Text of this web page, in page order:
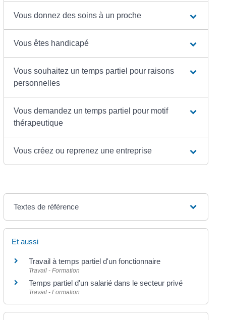
Vous donnez des soins à un proche
Vous êtes handicapé
Vous souhaitez un temps partiel pour raisons
personnelles
Vous demandez un temps partiel pour motif
thérapeutique
Vous créez ou reprenez une entreprise
Textes de référence
Et aussi
Travail à temps partiel d'un fonctionnaire
Travail - Formation
Temps partiel d'un salarié dans le secteur privé
Travail - Formation